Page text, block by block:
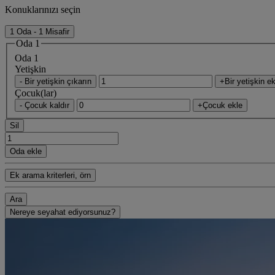
Konuklarınızı seçin
1 Oda - 1 Misafir
Oda 1
Oda 1
Yetişkin
- Bir yetişkin çıkarın +Bir yetişkin
Çocuk(lar)
- Çocuk kaldır +Çocuk ekle
Sil
Oda ekle
Ek arama kriterleri, örn
Ara
Nereye seyahat ediyorsunuz?